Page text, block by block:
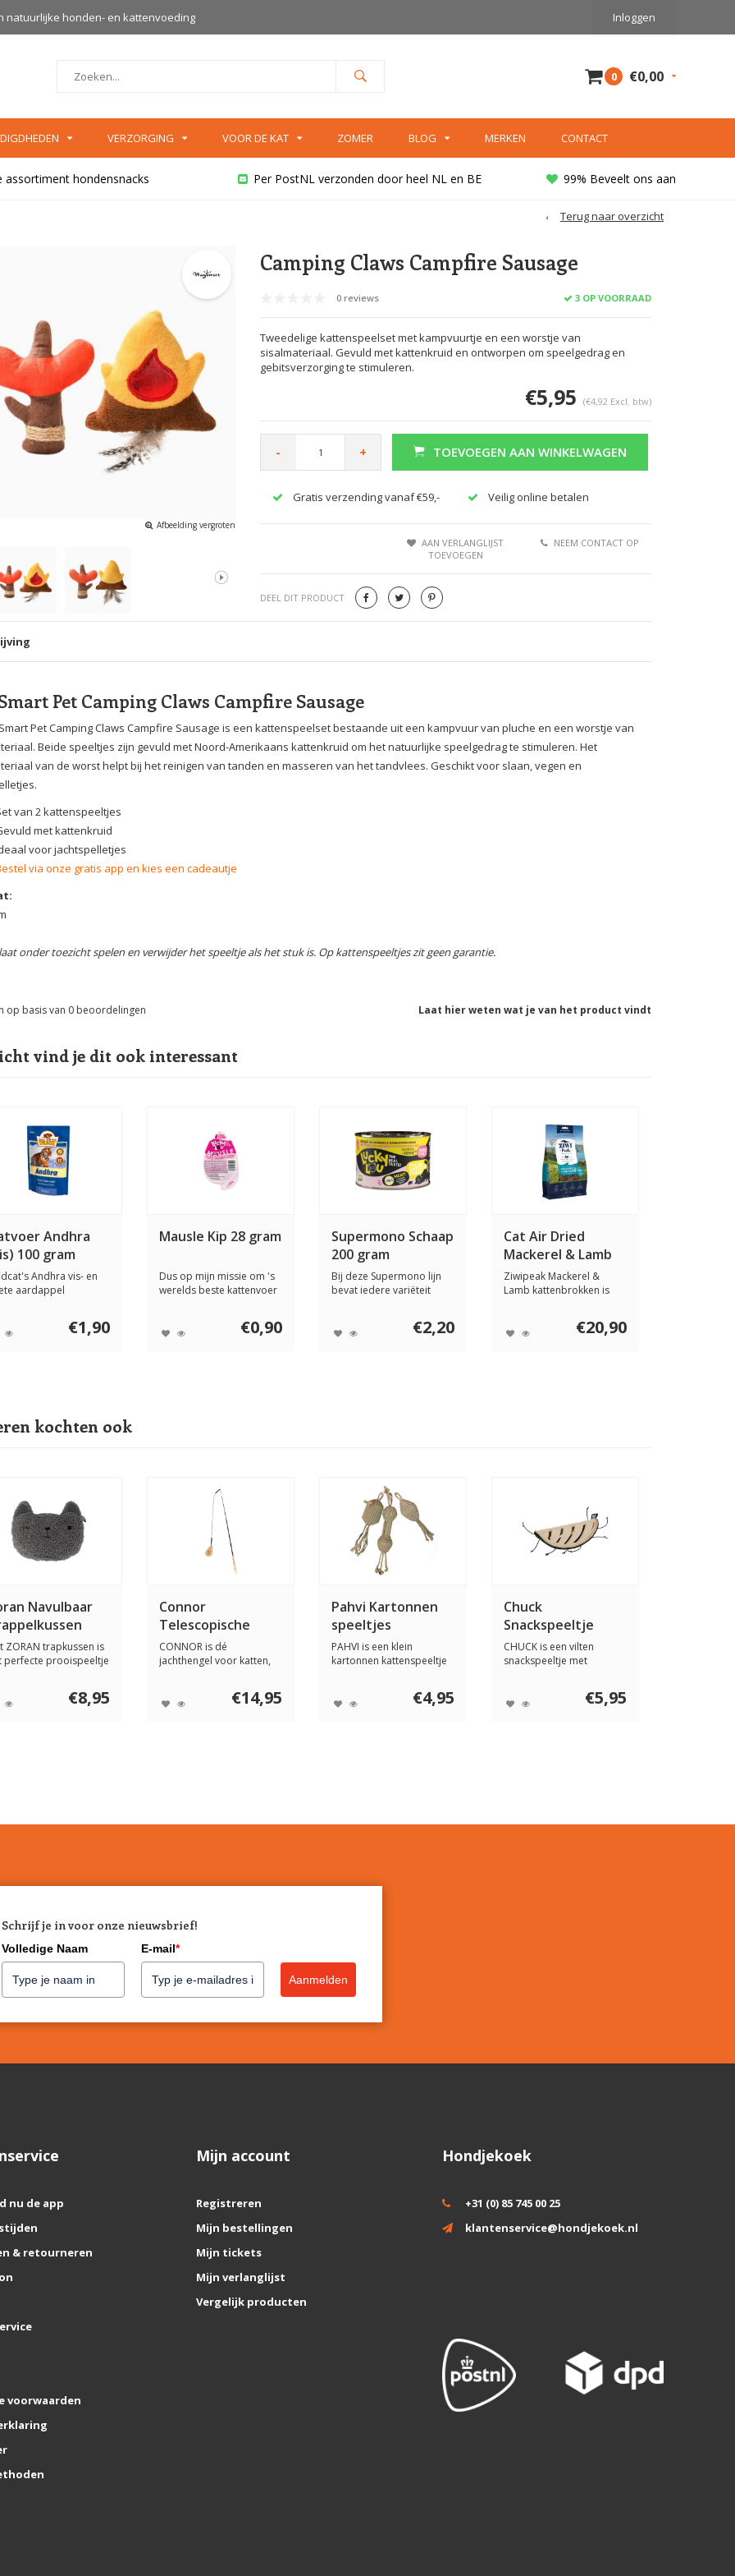
natuurlijke honden- en kattenvoeding Inloggen
0 €0,00
VERZORGING VOOR DE KAT ZOMER BLOG MERKEN CONTACT
assortiment hondensnacks Per PostNL verzonden door heel NL en BE 99% Beveelt ons aan
Terug naar overzicht
Afbeelding vergroten Afbeelding vergroten
Camping Claws Campfire Sausage
0 reviews 3 OP VOORRAAD
Tweedelige kattenspeelset met kampvuurtje en een worstje van
sisalmateriaal. Gevuld met kattenkruid en ontworpen om speelgedrag en
gebitsverzorging te stimuleren.
€5,95 (€4,92 Excl. btw)
- + TOEVOEGEN AAN WINKELWAGEN
Gratis verzending vanaf €59,- Veilig online betalen
AAN VERLANGLIJST
TOEVOEGEN
NEEM CONTACT OP
DEEL DIT PRODUCT
Pet Camping Claws Campfire Sausage
Pet Camping Claws Campfire Sausage is een kattenspeelset bestaande uit een kampvuur van pluche en een worstje van
Beide speeltjes zijn gevuld met Noord-Amerikaans kattenkruid om het natuurlijke speelgedrag te stimuleren. Het
van de worst helpt bij het reinigen van tanden en masseren van het tandvlees. Geschikt voor slaan, vegen en
van 2 kattenspeeltjes
met kattenkruid
voor jachtspelletjes
via onze gratis app en kies een cadeautje
onder toezicht spelen en verwijder het speeltje als het stuk is. Op kattenspeeltjes zit geen garantie.
Laat hier weten wat je van het product vindt
op basis van 0 beoordelingen
vind je dit ook interessant
Andhra
100 gram
Andhra vis- en
aardappel
€1,90
Mausle Kip 28 gram
Dus op mijn missie om 's
werelds beste kattenvoer
€0,90
Supermono Schaap
200 gram
Bij deze Supermono lijn
bevat iedere variëteit
€2,20
Cat Air Dried
Mackerel & Lamb
400 gram
Ziwipeak Mackerel &
Lamb kattenbrokken is
€20,90
kochten ook
Navulbaar
ZORAN trapkussen is
perfecte prooispeeltje
€8,95
Connor
Telescopische
Vlieghengel
CONNOR is dé
jachthengel voor katten,
€14,95
Pahvi Kartonnen
speeltjes
PAHVI is een klein
kartonnen kattenspeeltje
€4,95
Chuck
Snackspeeltje
CHUCK is een vilten
snackspeeltje met
€5,95
Schrijf je in voor onze nieuwsbrief!
Volledige Naam E-mail*
Aanmelden
nu de app
& retourneren
voorwaarden
Mijn account
Registreren
Mijn bestellingen
Mijn tickets
Mijn verlanglijst
Vergelijk producten
Hondjekoek
+31 (0) 85 745 00 25
klantenservice@hondjekoek.nl